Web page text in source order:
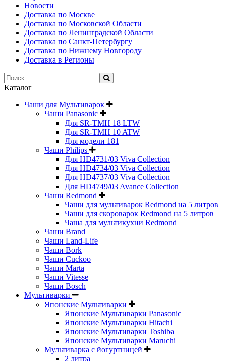
Новости
Доставка по Москве
Доставка по Московской Области
Доставка по Ленинградской Области
Доставка по Санкт-Петербургу
Доставка по Нижнему Новгороду
Доставка в Регионы
Каталог
Чаши для Мультиварок
Чаши Panasonic
Для SR-TMH 18 LTW
Для SR-TMH 10 ATW
Для модели 181
Чаши Philips
Для HD4731/03 Viva Collection
Для HD4734/03 Viva Collection
Для HD4737/03 Viva Collection
Для HD4749/03 Avance Collection
Чаши Redmond
Чаши для мультиварок Redmond на 5 литров
Чаши для скороварок Redmond на 5 литров
Чаша для мультикухни Redmond
Чаши Brand
Чаши Land-Life
Чаши Bork
Чаши Cuckoo
Чаши Marta
Чаши Vitesse
Чаши Bosch
Мультиварки
Японские Мультиварки
Японские Мультиварки Panasonic
Японские Мультиварки Hitachi
Японские Мультиварки Toshiba
Японские Мультиварки Maruchi
Мультиварка с йогуртницей
2 литра